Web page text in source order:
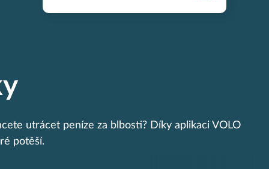
utrácet peníze za blbosti? Díky aplikaci VOLO
potěší.